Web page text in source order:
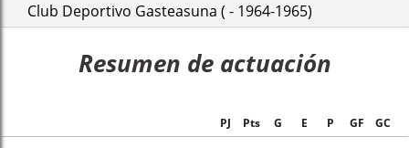
Club Deportivo Gasteasuna ( - 1964-1965)
Resumen de actuación
PJ Pts G E P GF GC